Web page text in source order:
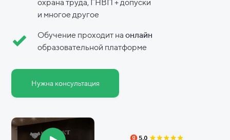
Нужна консультация
Обучение проходит наонлайн
образовательной платформе
охрана труда, ГНВП + допуски
и многое другое